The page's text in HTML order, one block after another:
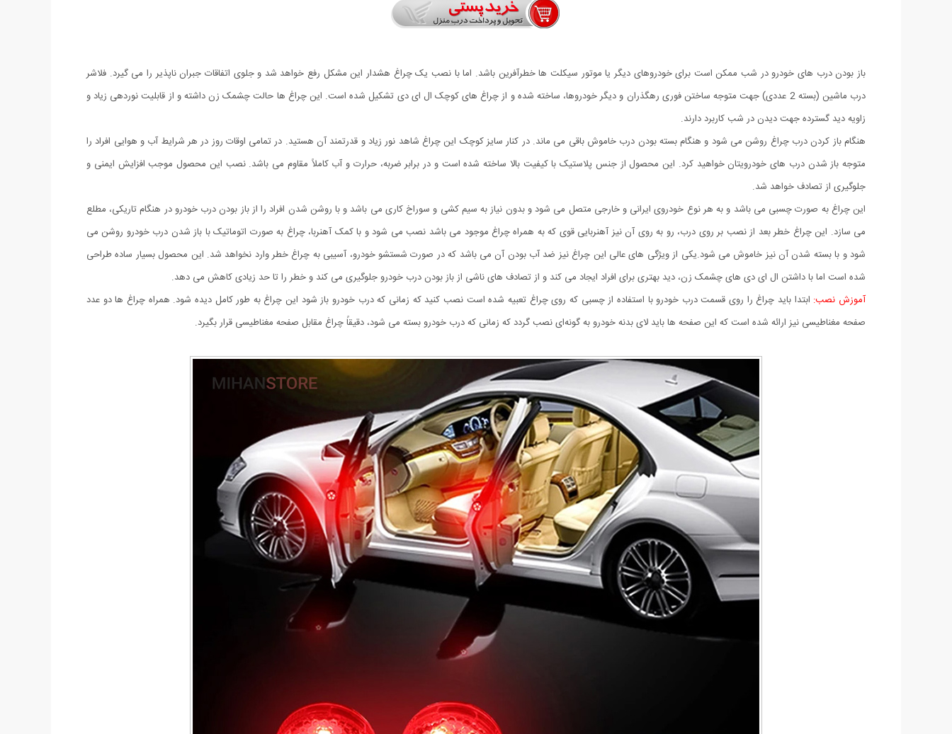
باز بودن درب های خودرو در شب ممکن است برای خودروهای دیگر یا موتور سیکلت ها خطرآفرین باشد. اما با نصب یک چراغ هشدار این مشکل رفع خواهد شد و جلوی اتفاقات جبران ‌ناپذیر را می گیرد. فلاشر
درب ماشین (بسته 2 عددی) جهت متوجه ساختن فوری رهگذران و دیگر خودروها، ساخته شده و از چراغ های کوچک ال ای دی تشکیل شده است. این چراغ ها حالت چشمک زن داشته و از قابلیت نوردهی زیاد و
زاویه دید گسترده جهت دیدن در شب کاربرد دارند.
هنگام باز کردن درب چراغ روشن می شود و هنگام بسته بودن درب خاموش باقی می ماند. در کنار سایز کوچک این چراغ شاهد نور زیاد و قدرتمند آن هستید. در تمامی اوقات روز در هر شرایط آب و هوایی افراد را
متوجه باز شدن درب های خودرویتان خواهید کرد. این محصول از جنس پلاستیک با کیفیت بالا ساخته شده است و در برابر ضربه، حرارت و آب کاملاً مقاوم می باشد. نصب این محصول موجب افزایش ایمنی و
جلوگیری از تصادف خواهد شد.
این چراغ به صورت چسبی می باشد و به هر نوع خودروی ایرانی و خارجی متصل می شود و بدون نیاز به سیم کشی و سوراخ کاری می باشد و با روشن شدن افراد را از باز بودن درب خودرو در هنگام تاریکی، مطلع
می سازد. این چراغ خطر بعد از نصب بر روی درب، رو به روی آن نیز آهنربایی قوی که به همراه چراغ موجود می باشد نصب می شود و با کمک آهنربا، چراغ به صورت اتوماتیک با باز شدن درب خودرو روشن می
شود و با بسته شدن آن نیز خاموش می شود.یکی از ویژگی های عالی این چراغ نیز ضد آب بودن آن می باشد که در صورت شستشو خودرو، آسیبی به چراغ خطر وارد نخواهد شد. این محصول بسیار ساده طراحی
شده است اما با داشتن ال ای دی های چشمک زن، دید بهتری برای افراد ایجاد می کند و از تصادف های ناشی از باز بودن درب خودرو جلوگیری می کند و خطر را تا حد زیادی کاهش می دهد.
آموزش نصب: ابتدا باید چراغ را روی قسمت درب خودرو با استفاده از چسبی که روی چراغ تعبیه شده است نصب کنید که زمانی که درب خودرو باز شود این چراغ به طور کامل دیده شود. همراه چراغ ها دو عدد
صفحه مغناطیسی نیز ارائه شده است که این صفحه ها باید لای بدنه خودرو به گونه‌ای نصب گردد که زمانی که درب خودرو بسته می شود، دقیقاً چراغ مقابل صفحه مغناطیسی قرار بگیرد.